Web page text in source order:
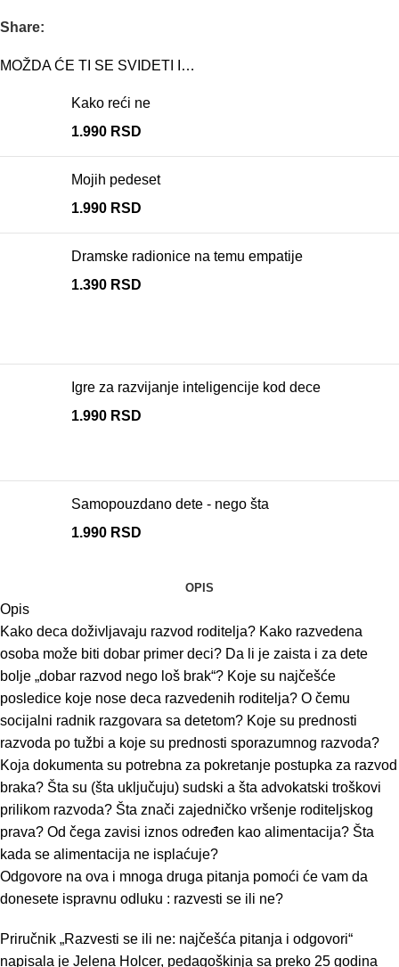
Share:
MOŽDA ĆE TI SE SVIDETI I…
Kako reći ne
1.990 RSD
Mojih pedeset
1.990 RSD
Dramske radionice na temu empatije
1.390 RSD
Igre za razvijanje inteligencije kod dece
1.990 RSD
Samopouzdano dete - nego šta
1.990 RSD
OPIS
Opis
Kako deca doživljavaju razvod roditelja? Kako razvedena
osoba može biti dobar primer deci? Da li je zaista i za dete
bolje „dobar razvod nego loš brak“? Koje su najčešće
posledice koje nose deca razvedenih roditelja? O čemu
socijalni radnik razgovara sa detetom? Koje su prednosti
razvoda po tužbi a koje su prednosti sporazumnog razvoda?
Koja dokumenta su potrebna za pokretanje postupka za razvod
braka? Šta su (šta uključuju) sudski a šta advokatski troškovi
prilikom razvoda? Šta znači zajedničko vršenje roditeljskog
prava? Od čega zavisi iznos određen kao alimentacija? Šta
kada se alimentacija ne isplaćuje?
Odgovore na ova i mnoga druga pitanja pomoći će vam da
donesete ispravnu odluku : razvesti se ili ne?
Priručnik „Razvesti se ili ne: najčešća pitanja i odgovori“
napisala je Jelena Holcer, pedagoškinja sa preko 25 godina